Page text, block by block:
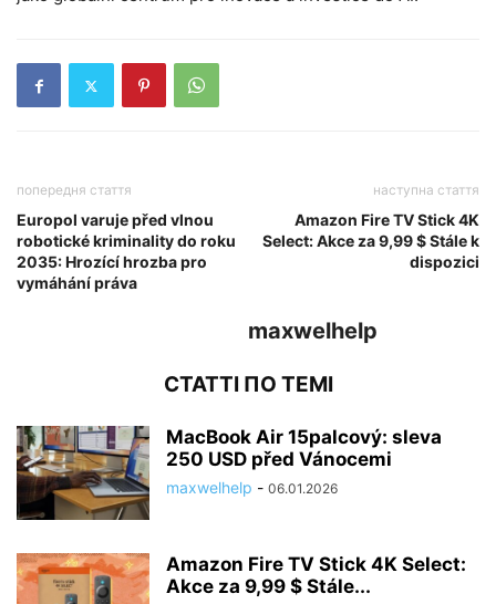
попередня стаття
Europol varuje před vlnou
robotické kriminality do roku
2035: Hrozící hrozba pro
vymáhání práva
наступна стаття
Amazon Fire TV Stick 4K
Select: Akce za 9,99 $ Stále k
dispozici
maxwelhelp
СТАТТІ ПО ТЕМІ
MacBook Air 15palcový: sleva
250 USD před Vánocemi
maxwelhelp - 06.01.2026
Amazon Fire TV Stick 4K Select:
Akce za 9,99 $ Stále...